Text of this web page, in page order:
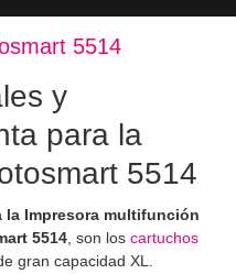
5514
y
para la
5514
Impresora multifunción
5514 , son los cartuchos
gran capacidad XL.